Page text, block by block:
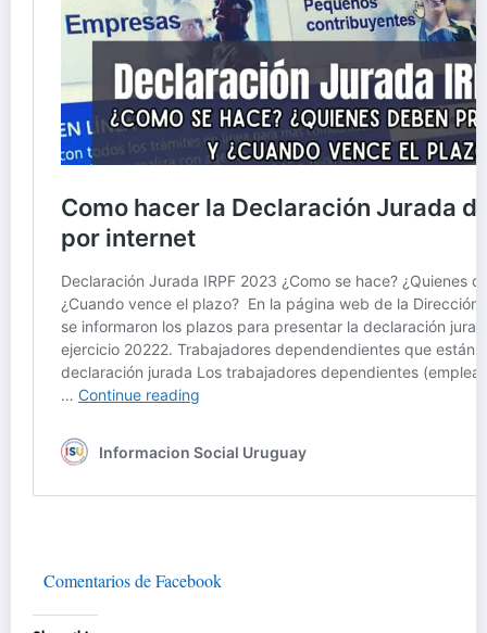
Comentarios de Facebook